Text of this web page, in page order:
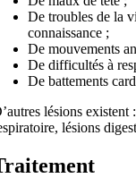
De troubles de la
connaissance ;
De mouvements
De difficultés à
De battements
lésions existent
lésions